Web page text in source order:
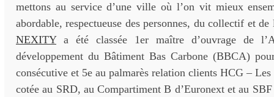
mettons au service d’une ville où l’on vit mieux
abordable, respectueuse des personnes, du collectif et
NEXITYa été classée 1er maître d’ouvrage de
développement du Bâtiment Bas Carbone (BBCA)
consécutive et 5e au palmarès relation clients HCG –
cotée au SRD, au Compartiment B d’Euronext et au